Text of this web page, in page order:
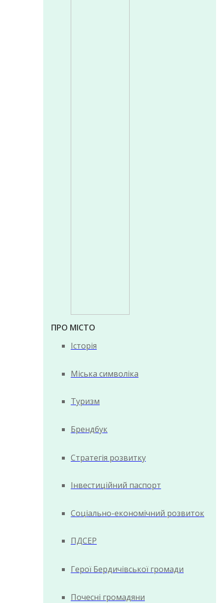
ПРО МІСТО
Історія
Міська символіка
Туризм
Брендбук
Стратегія розвитку
Інвестиційний паспорт
Соціально-економічний розвиток
ПДСЕР
Герої Бердичівської громади
Почесні громадяни